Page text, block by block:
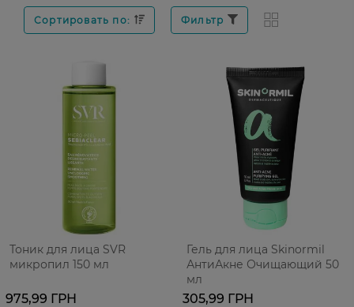
Сортировать по: Фильтр
Тоник для лица SVR
микропил 150 мл
975,99 ГРН
Гель для лица Skinormil
АнтиАкне Очищающий 50
мл
305,99 ГРН